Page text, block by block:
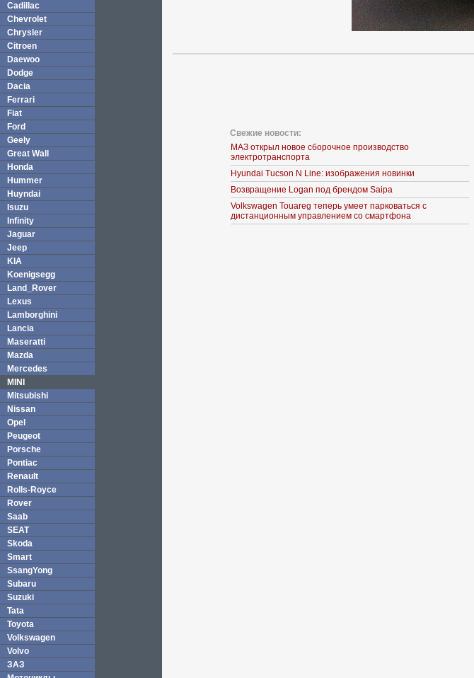
Cadillac
Chevrolet
Chrysler
Citroen
Daewoo
Dodge
Dacia
Ferrari
Fiat
Ford
Geely
Great Wall
Honda
Hummer
Huyndai
Isuzu
Infinity
Jaguar
Jeep
KIA
Koenigsegg
Land_Rover
Lexus
Lamborghini
Lancia
Maseratti
Mazda
Mercedes
MINI
Mitsubishi
Nissan
Opel
Peugeot
Porsche
Pontiac
Renault
Rolls-Royce
Rover
Saab
SEAT
Skoda
Smart
SsangYong
Subaru
Suzuki
Tata
Toyota
Volkswagen
Volvo
ЗАЗ
Свежие новости:
МАЗ открыл новое сборочное производство
электротранспорта
Hyundai Tucson N Line: изображения новинки
Возвращение Logan под брендом Saipa
Volkswagen Touareg теперь умеет парковаться с
дистанционным управлением со смартфона